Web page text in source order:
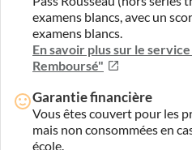
examens blancs, avec un
examens blancs.
En savoir plus sur le
Remboursé"
Garantie financière
Vous êtes couvert pour les
mais non consommées en
école.